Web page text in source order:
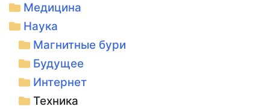
Медицина
Наука
Магнитные бури
Будущее
Интернет
Техника